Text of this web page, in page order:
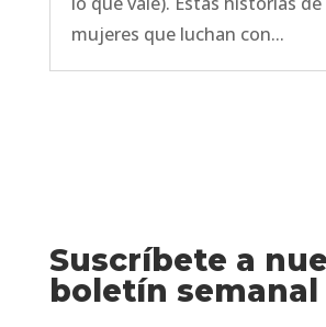
mujeres que luchan con...
Suscríbete a
boletín semanal